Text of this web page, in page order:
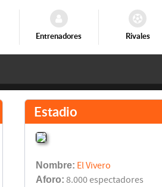
Entrenadores Rivales
Estadio
Nombre: El Vivero
Aforo: 8.000 espectadores